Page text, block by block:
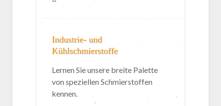
Industrie- und
Kühlschmierstoffe
Lernen Sie unsere breite Palette
von speziellen Schmierstoffen
kennen.